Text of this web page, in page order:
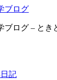
ブログ
ブログ – とき
記